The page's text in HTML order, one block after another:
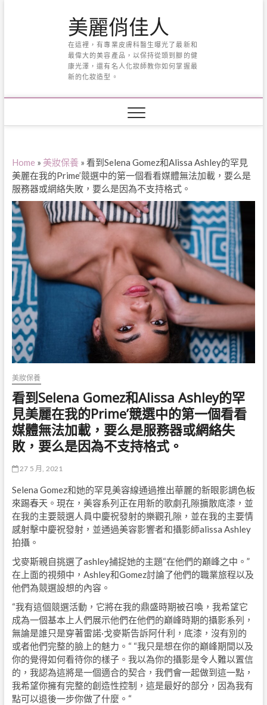
美麗俏佳人
在這裡，有專業皮膚科醫生曝光了最新和
最偉大的美容產品，以保持從頭到腳的健
康光澤，還有名人化妝師教你如何掌握最
新的化妝造型。
Home » 美妝保養 » 看到Selena Gomez和Alissa Ashley的罕見
美麗在我的Prime’競選中的第一個看看媒體無法加載，要么是
服務器或網絡失敗，要么是因為不支持格式。
美妝保養
看到Selena Gomez和Alissa Ashley的罕
見美麗在我的Prime’競選中的第一個看看
媒體無法加載，要么是服務器或網絡失
敗，要么是因為不支持格式。
27 5 月, 2021
Selena Gomez和她的罕見美容線通過推出華麗的新眼影調色板
來踢春天。現在，美容系列正在用新的歌劇孔隙擴散底漆，並
在我的主要競選人員中慶祝發射的樂觀孔隙，並在我的主要情
感射擊中慶祝發射，並通過美容影響者和攝影師alissa Ashley
拍攝。
戈麥斯親自挑選了ashley捕捉她的主題“在他們的巔峰之中。”
在上面的視頻中，Ashley和Gomez討論了他們的職業旅程以及
他們為競選設想的內容。
“我有這個競選活動，它將在我的鼎盛時期被召喚，我希望它
成為一個基本上人們展示他們在他們的巔峰時期的攝影系列，
無論是誰只是穿著雷諾·戈麥斯告訴阿什利，底漆，沒有別的
或者他們完整的臉上的魅力。“ “我只是想在你的巔峰期間以及
你的覺得如何看待你的樣子。我以為你的攝影是令人難以置信
的，我認為這將是一個適合的契合，我們會一起做到這一點，
我希望你擁有完整的創造性控制，這是最好的部分，因為我有
點可以退後一步你做了什麼。“